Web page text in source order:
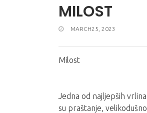
MILOST
MARCH25, 2023
Milost
Jedna od najljepših
su praštanje,